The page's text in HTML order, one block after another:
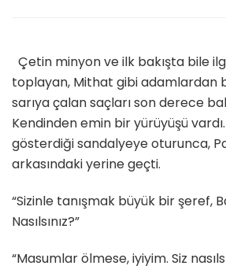
Çetin minyon ve ilk bakışta bile
toplayan, Mithat gibi adamlardan
sarıya çalan saçları son derece
Kendinden emin bir yürüyüşü
gösterdiği sandalyeye oturunca,
arkasındaki yerine geçti.
“Sizinle tanışmak büyük bir şeref,
Nasılsınız?”
“Masumlar ölmese, iyiyim. Siz